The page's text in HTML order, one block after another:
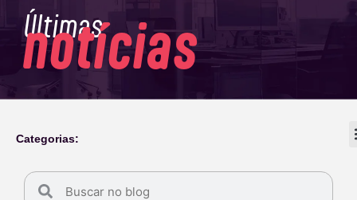
Últimas
notícias
Categorias: